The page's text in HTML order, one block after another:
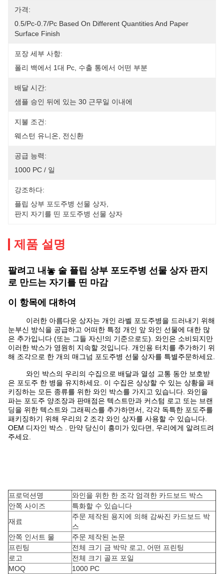
가격:
0.5/pc-0.7/pc Based On Different Quantities And Paper
Surface Finish
포장 세부 사항:
폴리 백에서 1대 Pc, 수출 통에서 어떤 부분
배달 시간:
샘플 승인 뒤에 있는 30 근무일 이내에
지불 조건:
웨스턴 유니온, 전신환
공급 능력:
1000 PC / 일
강조하다:
플립 상부 포도주병 선물 상자
판지 자기를 띤 포도주병 선물 상자
제품 설명
팔려고 내놓 술 플립 상부 포도주병 선물 상자 판지
로 만드는 자기를 띤 마감
이 항목에 대하여
이러한 아름다운 상자는 개인 라벨 포도주병을 드러내기 위해
눈부신 방식을 공급하고 어떠한 특정 개인 앞 와인 선물에 대한 많
은 추가입니다 (또는 그들 자신!의 기준으로도). 와인은 소비되지만
이러한 박스가 영원히 지속할 것입니다. 개인용 터치를 추가하기 위
해 조각으로 한 개의 매그넘 포도주병 선물 상자를 특별주문하세요.
와인 박스의 우리의 수집으로 배달과 열성 교통 동안 보호받
은 포도주 한 병을 유지하세요. 이 수집은 상상할 수 있는 상황을 패
키징하는 모든 종류를 위한 와인 박스를 가지고 있습니다. 와인을
파는 포도주 양조장과 판매점은 텍스트만과 커스텀 로고 또는 브랜
딩을 위한 텍스트와 그래픽스를 추가하면서, 각각 독특한 포도주를
패키징하기 위해 우리의 2 조각 와인 상자를 사용할 수 있습니다.
OEM 디자인 박스 . 만약 당신이 흥미가 있다면, 우리에게 알려드려
주세요.
프로덕션명
와인을 위한 한 조각 엄격한 카드보드 박스
안쪽 사이즈
특화할 수 있습니다
재료
주문 제작된 용지에 의해 감싸진 카드보드 박
스
안쪽 인서트 물
주문 제작된 논문
프린팅
전체 크기 금 박막 로고, 어떤 프린팅
로고
전체 크기 골프 포일
MOQ
1000 PC